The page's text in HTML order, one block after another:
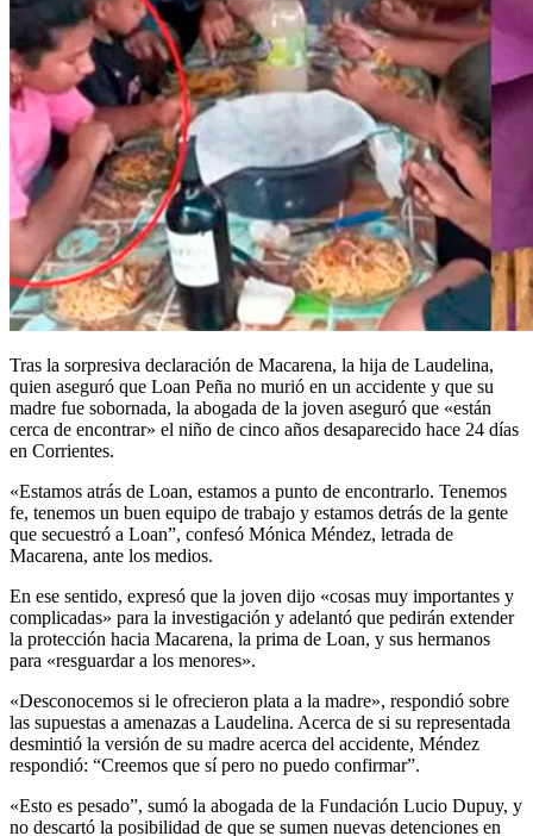
Tras la sorpresiva declaración de Macarena, la hija de Laudelina,
quien aseguró que Loan Peña no murió en un accidente y que su
madre fue sobornada, la abogada de la joven aseguró que «están
cerca de encontrar» el niño de cinco años desaparecido hace 24 días
en Corrientes.
«Estamos atrás de Loan, estamos a punto de encontrarlo. Tenemos
fe, tenemos un buen equipo de trabajo y estamos detrás de la gente
que secuestró a Loan”, confesó Mónica Méndez, letrada de
Macarena, ante los medios.
En ese sentido, expresó que la joven dijo «cosas muy importantes y
complicadas» para la investigación y adelantó que pedirán extender
la protección hacia Macarena, la prima de Loan, y sus hermanos
para «resguardar a los menores».
«Desconocemos si le ofrecieron plata a la madre», respondió sobre
las supuestas a amenazas a Laudelina. Acerca de si su representada
desmintió la versión de su madre acerca del accidente, Méndez
respondió: “Creemos que sí pero no puedo confirmar”.
«Esto es pesado”, sumó la abogada de la Fundación Lucio Dupuy, y
no descartó la posibilidad de que se sumen nuevas detenciones en